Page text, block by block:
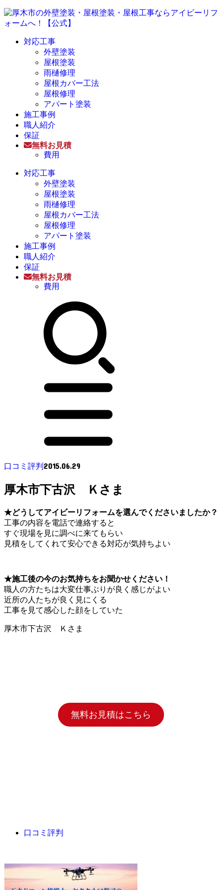
対応工事
外壁塗装
屋根塗装
雨樋修理
屋根カバー工法
屋根修理
アパート塗装
施工事例
職人紹介
保証
無料お見積
費用
対応工事
外壁塗装
屋根塗装
雨樋修理
屋根カバー工法
屋根修理
アパート塗装
施工事例
職人紹介
保証
無料お見積
費用
口コミ評判 2015.06.29
厚木市下古沢 Ｋさま
★どうしてアイビーリフォームを選んでくださいましたか？
工事の内容を電話で連絡すると
すぐ現場を見に調べに来てもらい
見積をしてくれて安心できる対応が気持ちよい
★施工後の今のお気持ちをお聞かせください！
職人の方たちは大変仕事ぶりが良く感じがよい
近所の人たちが良く見にくる
工事を見て感心した顔をしていた
厚木市下古沢 Ｋさま
無料お見積はこちら
口コミ評判